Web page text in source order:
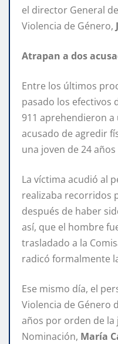
el director General
Violencia de Género,
Atrapan a dos
Entre los últimos
pasado los efectivos
911 aprehendieron
acusado de agredir
una joven de 24
La víctima acudió al
realizaba recorridos
después de haber
así, que el hombre
trasladado a la
radicó formalmente
Ese mismo día, el
Violencia de Género
años por orden de la
Nominación, María